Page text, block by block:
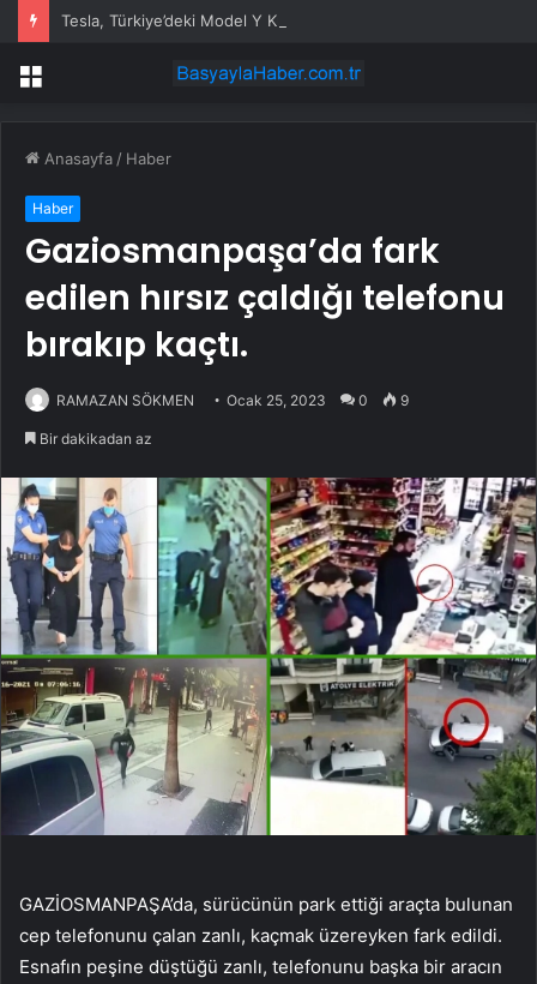
Menü
Anasayfa / Haber
Haber
Gaziosmanpaşa’da fark
edilen hırsız çaldığı telefonu
bırakıp kaçtı.
RAMAZAN SÖKMEN Ocak 25, 2023 0 9
Bir dakikadan az
GAZİOSMANPAŞA’da, sürücünün park ettiği araçta bulunan
cep telefonunu çalan zanlı, kaçmak üzereyken fark edildi.
Esnafın peşine düştüğü zanlı, telefonunu başka bir aracın